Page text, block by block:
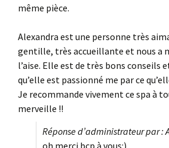
même pièce.
Alexandra est une personne très
gentille, très accueillante et nous a
l’aise. Elle est de très bons conseils
qu’elle est passionné me par ce
Je recommande vivement ce spa à
merveille !!
Réponse d’administrateur par :
oh merci bcp à vous:)